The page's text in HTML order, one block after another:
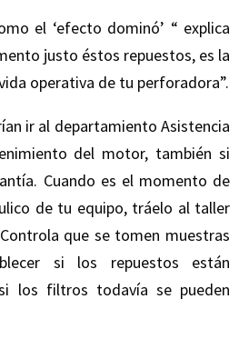
el ‘efecto dominó’ “ explica
justo éstos repuestos, es la
operativa de tu perforadora”.
ir al departamiento Asistencia
del motor, también si
Cuando es el momento de
de tu equipo, tráelo al taller
que se tomen muestras
si los repuestos están
los filtros todavía se pueden